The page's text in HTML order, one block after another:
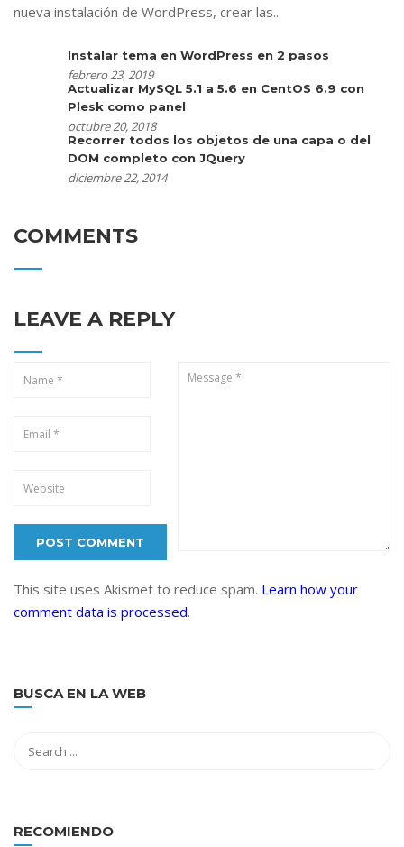
nueva instalación de WordPress, crear las...
Instalar tema en WordPress en 2 pasos
febrero 23, 2019
Actualizar MySQL 5.1 a 5.6 en CentOS 6.9 con
Plesk como panel
octubre 20, 2018
Recorrer todos los objetos de una capa o del
DOM completo con JQuery
diciembre 22, 2014
COMMENTS
LEAVE A REPLY
This site uses Akismet to reduce spam. Learn how your
comment data is processed.
BUSCA EN LA WEB
RECOMIENDO